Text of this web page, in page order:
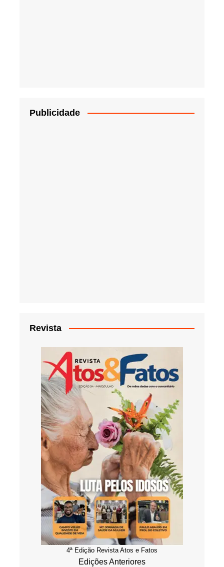
Publicidade
Revista
4ª Edição Revista Atos e Fatos
Edições Anteriores